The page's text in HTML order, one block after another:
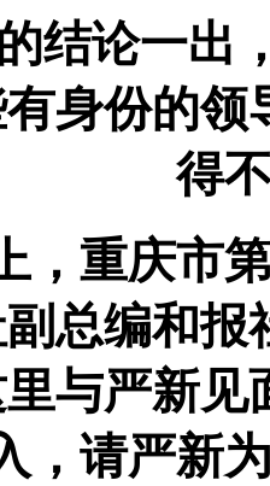
论一出
身份的领
得
重庆市第
总编和报
与严新见
，请严新